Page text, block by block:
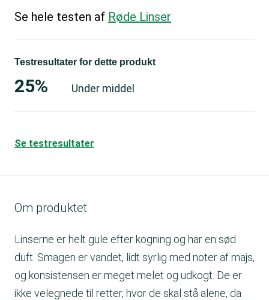
Se hele testen af Røde Linser
Testresultater for dette produkt
25% Under middel
Se testresultater
Om produktet
Linserne er helt gule efter kogning og har en sød
duft. Smagen er vandet, lidt syrlig med noter af majs,
og konsistensen er meget melet og udkogt. De er
ikke velegnede til retter, hvor de skal stå alene, da